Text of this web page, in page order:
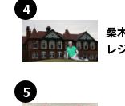
桑
レ